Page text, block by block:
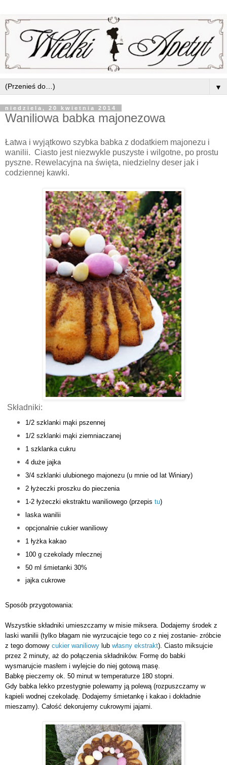
▼
niedziela, 20 kwietnia 2014
Waniliowa babka majonezowa
Łatwa i wyjątkowo szybka babka z dodatkiem majonezu i
wanilii. Ciasto jest niezwykle puszyste i wilgotne, po prostu
pyszne. Rewelacyjna na święta, niedzielny deser jak i
codziennej kawki.
Składniki:
1/2 szklanki mąki pszennej
1/2 szklanki mąki ziemniaczanej
1 szklanka cukru
4 duże jajka
3/4 szklanki ulubionego majonezu (u mnie od lat Winiary)
2 łyżeczki proszku do pieczenia
1-2 łyżeczki ekstraktu waniliowego (przepis tu)
laska wanilii
opcjonalnie cukier waniliowy
1 łyżka kakao
100 g czekolady mlecznej
50 ml śmietanki 30%
jajka cukrowe
Sposób przygotowania:
Wszystkie składniki umieszczamy w misie miksera. Dodajemy środek z
laski wanilii (tylko błagam nie wyrzucajcie tego co z niej zostanie- zróbcie
z tego domowy cukier waniliowy lub własny ekstrakt). Ciasto miksujcie
przez 2 minuty, aż do połączenia składników. Formę do babki
wysmarujcie masłem i wylejcie do niej gotową masę.
Babkę pieczemy ok. 50 minut w temperaturze 180 stopni.
Gdy babka lekko przestygnie polewamy ją polewą (rozpuszczamy w
kąpieli wodnej czekoladę. Dodajemy śmietankę i kakao i dokładnie
mieszamy). Całość dekorujemy cukrowymi jajami.